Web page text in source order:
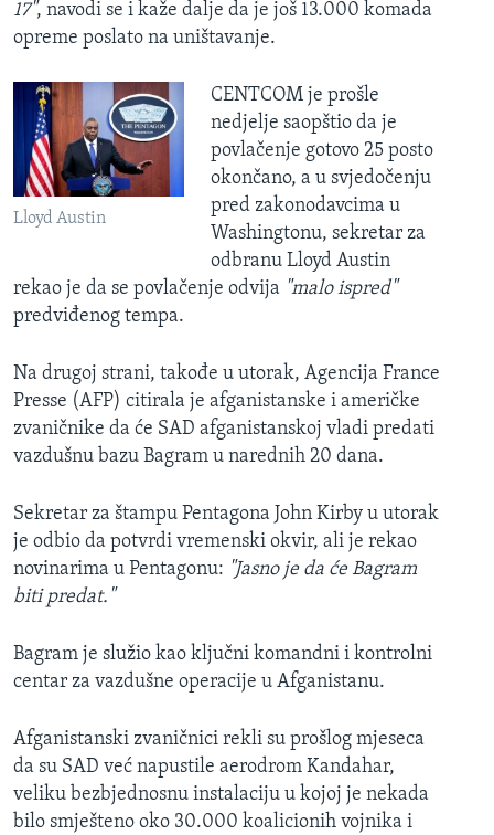
17", navodi se i kaže dalje da je još 13.000 komada
opreme poslato na uništavanje.
Lloyd Austin
CENTCOM je prošle
nedjelje saopštio da je
povlačenje gotovo 25 posto
okončano, a u svjedočenju
pred zakonodavcima u
Washingtonu, sekretar za
odbranu Lloyd Austin​
rekao je da se povlačenje odvija "malo ispred"
predviđenog tempa.
Na drugoj strani, takođe u utorak, Agencija France
Presse (AFP) citirala je afganistanske i američke
zvaničnike da će SAD afganistanskoj vladi predati
vazdušnu bazu Bagram u narednih 20 dana.
Sekretar za štampu Pentagona John Kirby u utorak
je odbio da potvrdi vremenski okvir, ali je rekao
novinarima u Pentagonu: "Jasno je da će Bagram
biti predat."
Bagram je služio kao ključni komandni i kontrolni
centar za vazdušne operacije u Afganistanu.
Afganistanski zvaničnici rekli su prošlog mjeseca
da su SAD već napustile aerodrom Kandahar,
veliku bezbjednosnu instalaciju u kojoj je nekada
bilo smješteno oko 30.000 koalicionih vojnika i